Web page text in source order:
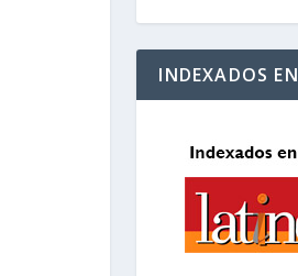
INDEXADOS EN